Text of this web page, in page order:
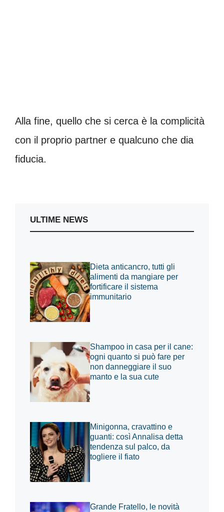
Alla fine, quello che si cerca è la complicità
con il proprio partner e qualcuno che dia
fiducia.
ULTIME NEWS
Dieta anticancro, tutti gli
alimenti da mangiare per
fortificare il sistema
immunitario
Shampoo in casa per il cane:
ogni quanto si può fare per
non danneggiare il suo
manto e la sua cute
Minigonna, cravattino e
guanti: così Annalisa detta
tendenza sul palco, da
togliere il fiato
Grande Fratello, le novità